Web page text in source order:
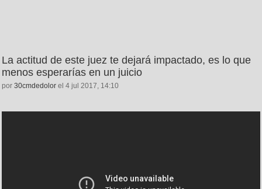
La actitud de este juez te dejará impactado, es lo que
menos esperarías en un juicio
por 30cmdedolor el 4 jul 2017, 14:10